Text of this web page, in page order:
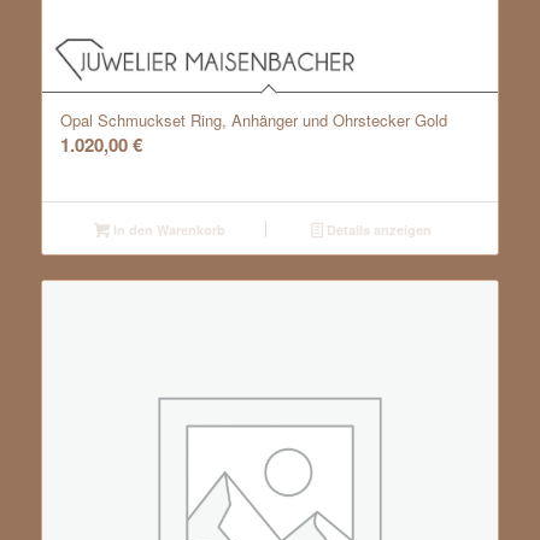
Opal Schmuckset Ring, Anhänger und Ohrstecker Gold
1.020,00€
In den Warenkorb Details anzeigen